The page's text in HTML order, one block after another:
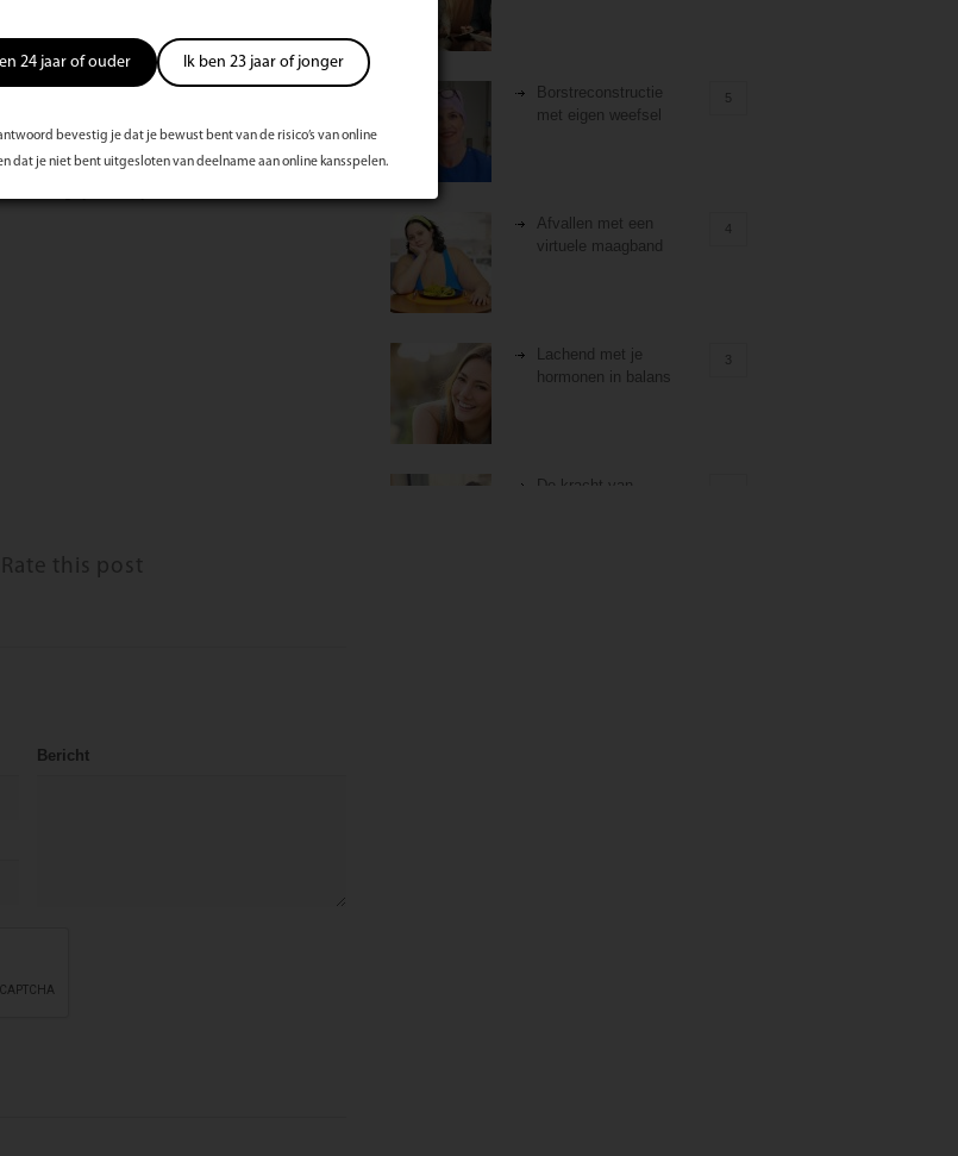
24 jaar of ouder Ik ben 23 jaar of jonger
bevestig je dat je bewust bent van de risico’s van online
dat je niet bent uitgesloten van deelname aan online kansspelen.
zien. In zwembad of sauna, huilen of lachen: permanente
een flinterdunne naald wordt een speciaal, veilig pigment
bij tatoeage, wat levenslang zichtbaar blijft, wordt
de toegepaste techniek blijft de pigmentatie twee tot vijf
mooi gevormde wenkbrauwen of bij allergieën. Om
wenkbrauwen middels permanente make-up.
voor de wenkbrauwen, maar zeker ook als eyeliners! Een
mogelijkheden zijn.
Rate this post
Bericht
Borstreconstructie
met eigen weefsel
5
Afvallen met een
virtuele maagband
4
Lachend met je
hormonen in balans
3
De kracht van